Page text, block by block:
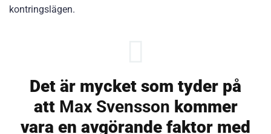
kontringslägen.
Det är mycket som tyder på
att Max Svensson kommer
vara en avgörande faktor med